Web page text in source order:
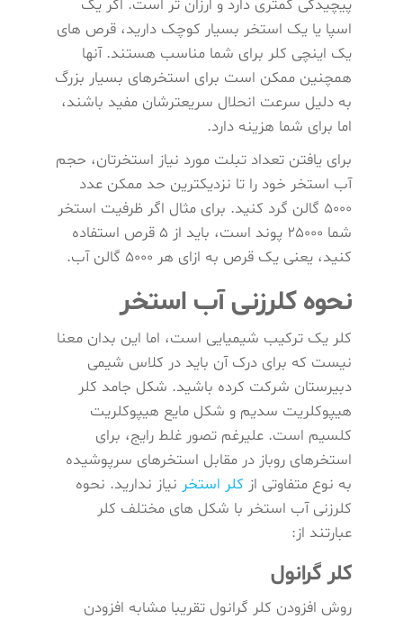
پیچیدگی کمتری دارد و ارزان ‌تر است. اگر یک
اسپا یا یک استخر بسیار کوچک دارید، قرص های
یک اینچی کلر برای شما مناسب هستند. آنها
همچنین ممکن است برای استخرهای بسیار بزرگ
به دلیل سرعت انحلال سریعترشان مفید باشند،
اما برای شما هزینه دارد.
برای یافتن تعداد تبلت مورد نیاز استخرتان، حجم
آب استخر خود را تا نزدیکترین حد ممکن عدد
5000 گالن گرد کنید. برای مثال اگر ظرفیت استخر
شما 25000 پوند است، باید از 5 قرص استفاده
کنید، یعنی یک قرص به ازای هر 5000 گالن آب.
نحوه کلرزنی آب استخر
کلر یک ترکیب شیمیایی است، اما این بدان معنا
نیست که برای درک آن باید در کلاس شیمی
دبیرستان شرکت کرده باشید. شکل جامد کلر
هیپوکلریت سدیم و شکل مایع هیپوکلریت
کلسیم است. علیرغم تصور غلط رایج، برای
استخرهای روباز در مقابل استخرهای سرپوشیده
به نوع متفاوتی از کلر استخر نیاز ندارید. نحوه
کلرزنی آب استخر با شکل های مختلف کلر
عبارتند از:
کلر گرانول
روش افزودن کلر گرانول تقریبا مشابه افزودن